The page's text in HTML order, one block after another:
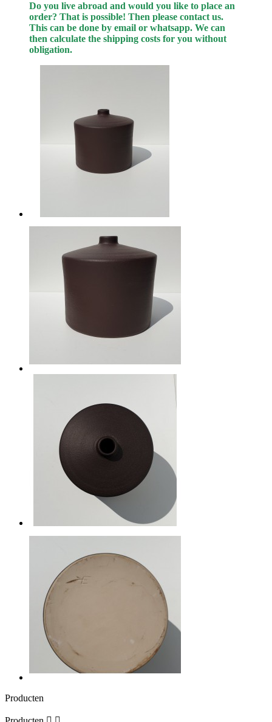
Do you live abroad and would you like to place an
order? That is possible! Then please contact us.
This can be done by email or whatsapp. We can
then calculate the shipping costs for you without
obligation.
Producten